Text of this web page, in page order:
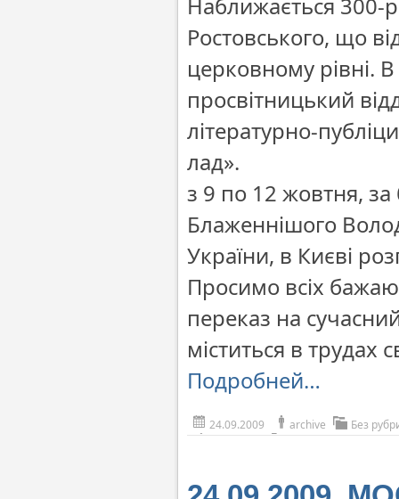
Ростовського, що
церковному рівні.
просвітницький
літературно-
лад».
з 9 по 12 жовтня,
Блаженнішого
України, в Києві
Просимо всіх
переказ на
міститься в трудах
Подробней…
24.09.2009 archive Без